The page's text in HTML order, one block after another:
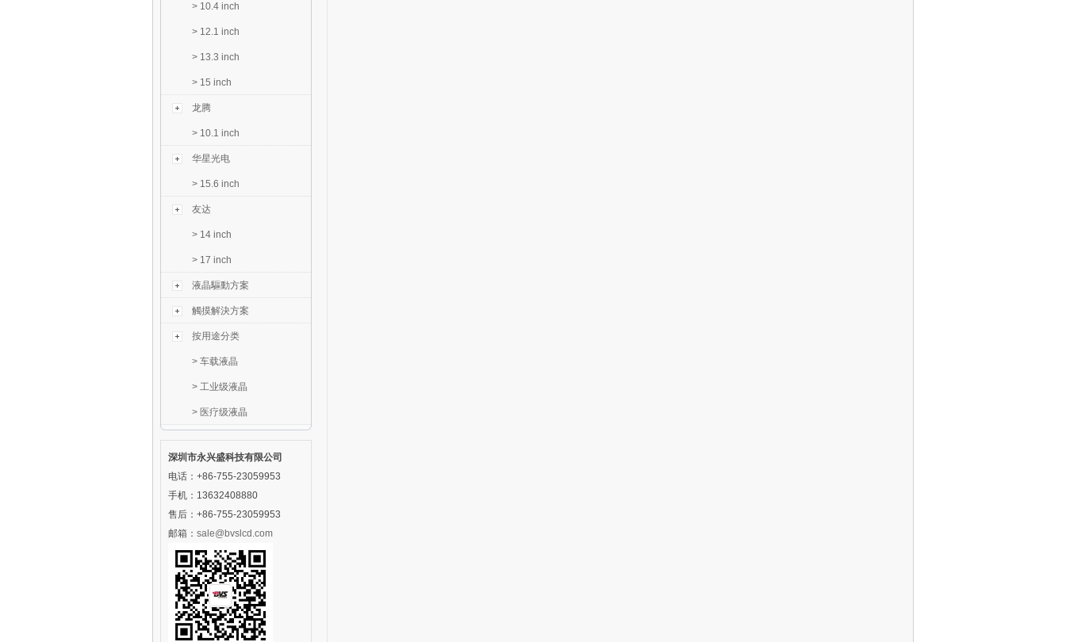
> 10.4 inch
> 12.1 inch
> 13.3 inch
> 15 inch
龙腾
> 10.1 inch
华星光电
> 15.6 inch
友达
> 14 inch
> 17 inch
液晶驅動方案
觸摸解決方案
按用途分类
> 车载液晶
> 工业级液晶
> 医疗级液晶
深圳市永兴盛科技有限公司
电话：+86-755-23059953
手机：13632408880
售后：+86-755-23059953
邮箱： sale@bvslcd.com